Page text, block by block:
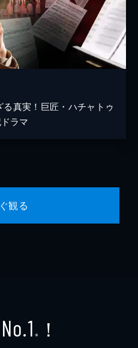
真実！巨匠・ハチャトゥ
ラマ
観る
No.1 ※ ！